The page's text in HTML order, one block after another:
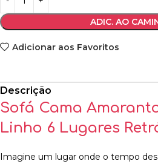
ADIC. AO
Adicionar aos Favoritos
Descrição
Sofá Cama
Linho 6 Lugares
Imagine um lugar onde o tempo